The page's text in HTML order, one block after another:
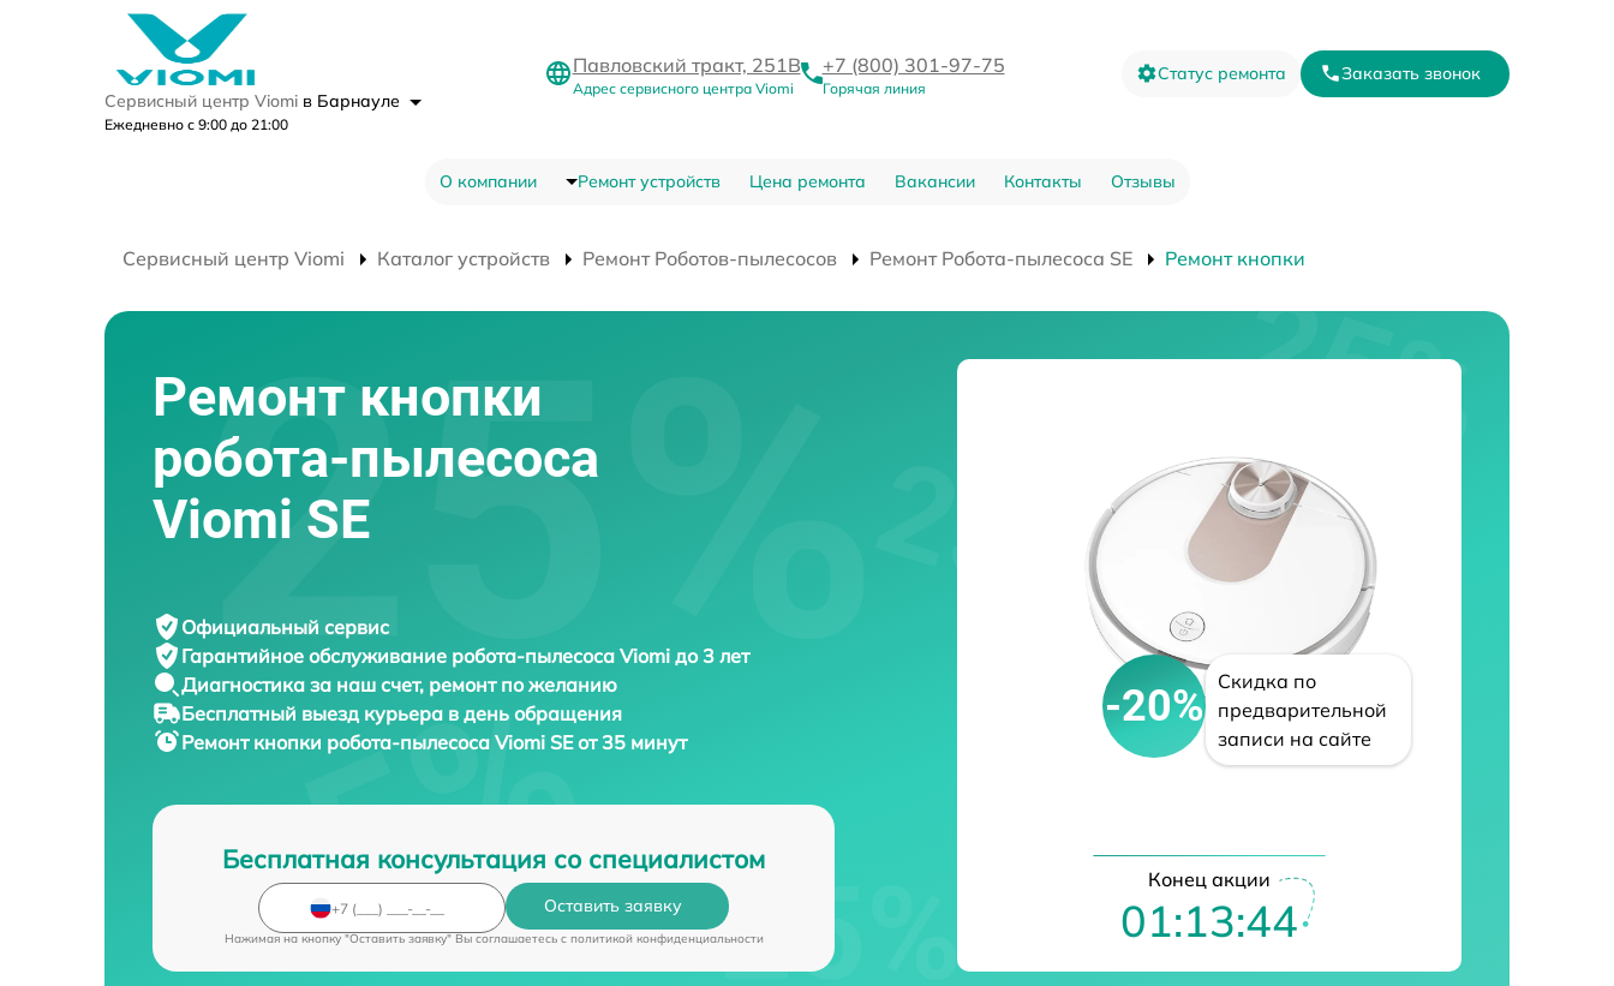
Сервисный центр Viomi в Барнауле
Ежедневно с 9:00 до 21:00
Павловский тракт, 251В
Адрес сервисного центра Viomi
+7 (800) 301-97-75
Горячая линия
Статус ремонта Заказать звонок
О компании Ремонт устройств Цена ремонта Вакансии Контакты Отзывы
Сервисный центр Viomi Каталог устройств Ремонт Роботов-пылесосов Ремонт Робота-пылесоса SE Ремонт кнопки
Ремонт кнопки
робота-пылесоса
Viomi SE
Официальный сервис
Гарантийное обслуживание робота-пылесоса Viomi до 3 лет
Диагностика за наш счет, ремонт по желанию
Бесплатный выезд курьера в день обращения
Ремонт кнопки робота-пылесоса Viomi SE от 35 минут
Бесплатная консультация со специалистом
Оставить заявку
Нажимая на кнопку "Оставить заявку" Вы соглашаетесь c политикой конфиденциальности
-20%
Скидка по
предварительной
записи на сайте
Конец акции
01:13:43